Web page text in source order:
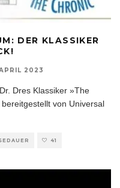
DER KLASSIKER
2023
Dres Klassiker »The
von Universal
41